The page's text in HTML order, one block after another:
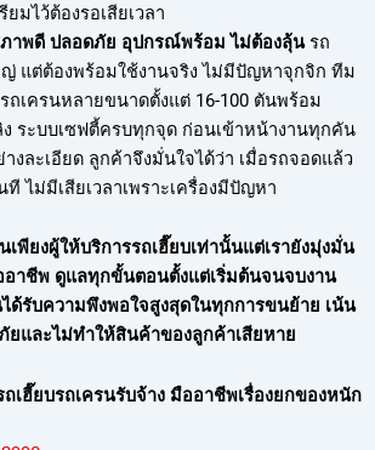
มไว้ต้องรอเสียเวลา
ภาพดี ปลอดภัย อุปกรณ์พร้อม ไม่ต้องลุ้นรถ
แต่ต้องพร้อมใช้งานจริง ไม่มีปัญหาจุกจิก ทีม
ถเครนหลายขนาดตั้งแต่ 16-100 ตันพร้อม
ระบบเซฟตี้ครบทุกจุด ก่อนเข้าหน้างานทุกคัน
งละเอียด ลูกค้าจึงมั่นใจได้ว่า เมื่อรถจอดแล้ว
ไม่มีเสียเวลาเพราะเครื่องมีปัญหา
เพียงผู้ให้บริการรถเฮี๊ยบเท่านั้นแต่เรายังมุ่งมั่น
อาชีพ ดูแลทุกขั้นตอนตั้งแต่เริ่มต้นจนจบงาน
ด้รับความพึงพอใจสูงสุดในทุกการขนย้าย เน้น
ยและไม่ทำให้สินค้าของลูกค้าเสียหาย
เฮี๊ยบรถเครนรับจ้าง มืออาชีพเรื่องยกของหนัก